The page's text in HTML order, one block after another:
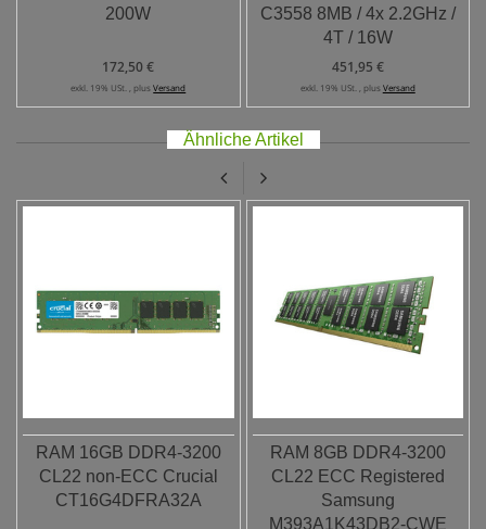
200W
172,50 €
exkl. 19% USt. , plusVersand
C3558 8MB / 4x 2.2GHz /
4T / 16W
451,95 €
exkl. 19% USt. , plus Versand
Ähnliche Artikel
RAM 16GB DDR4-3200
CL22 non-ECC Crucial
CT16G4DFRA32A
RAM 8GB DDR4-3200
CL22 ECC Registered
Samsung
M393A1K43DB2-CWE